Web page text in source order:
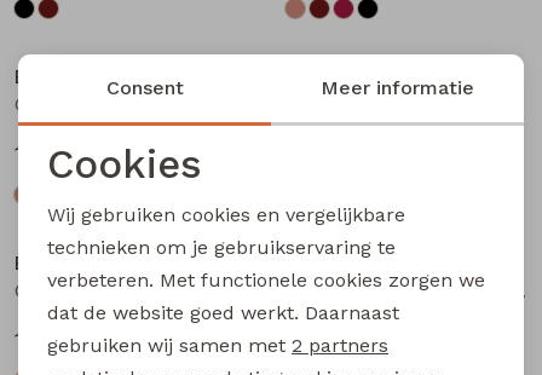
Bakkaboe
12,99
Bakkaboe
Bakkaboe
Olivia baby W20243 baby meisjes T-shirt lm Zwart
12,99
Bakkaboe
Fenda baby W20261 baby meisjes denim jack Wijnrood
24,99
Noodzakelijke cookies
Analytische cookies
Marketing cookies
Consent Meer informatie
Cookies
Wij gebruiken cookies en vergelijkbare
technieken om je gebruikservaring te
verbeteren. Met functionele cookies zorgen we
dat de website goed werkt. Daarnaast
gebruiken wij samen met 2 partners